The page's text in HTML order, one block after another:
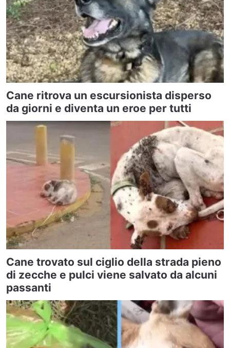
Cane ritrova un escursionista disperso
da giorni e diventa un eroe per tutti
Cane trovato sul ciglio della strada pieno
di zecche e pulci viene salvato da alcuni
passanti